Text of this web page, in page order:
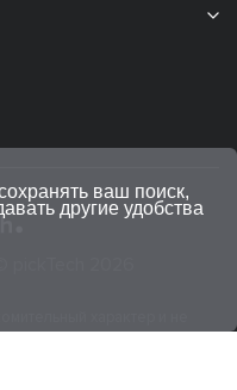
характер и не
ваш поиск,
другие удобства